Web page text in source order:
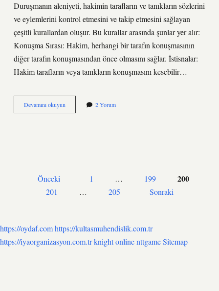
Duruşmanın aleniyeti, hakimin tarafların ve tanıkların sözlerini
ve eylemlerini kontrol etmesini ve takip etmesini sağlayan
çeşitli kurallardan oluşur. Bu kurallar arasında şunlar yer alır:
Konuşma Sırası: Hakim, herhangi bir tarafın konuşmasının
diğer tarafın konuşmasından önce olmasını sağlar. İstisnalar:
Hakim tarafların veya tanıkların konuşmasını kesebilir…
Devamını okuyun Duruşmanın
aleniyeti
2 Yorum
YAZI
SAYFALAMASI
Önceki 1 … 199 200
201 … 205 Sonraki
https://oydaf.comhttps://kultasmuhendislik.com.tr
https://iyaorganizasyon.com.trknight onlinenttgameSitemap